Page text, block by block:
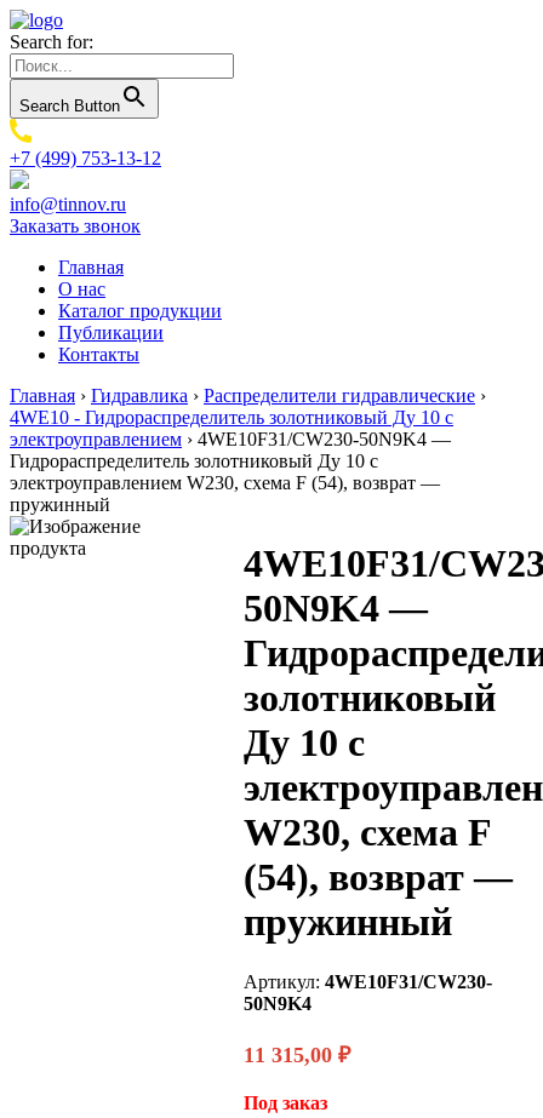
Search for:
Search Button
+7 (499) 753-13-12
info@tinnov.ru
Заказать звонок
Главная
О нас
Каталог продукции
Публикации
Контакты
Главная › Гидравлика › Распределители гидравлические ›
4WE10 - Гидрораспределитель золотниковый Ду 10 с
электроуправлением › 4WE10F31/CW230-50N9K4 —
Гидрораспределитель золотниковый Ду 10 с
электроуправлением W230, схема F (54), возврат —
пружинный
4WE10F31/
50N9K4 —
золотниковый
Ду 10 с
W230, схема F
(54), возврат —
пружинный
Артикул: 4WE10F31/CW230-
50N9K4
11 315,00 ₽
Под заказ